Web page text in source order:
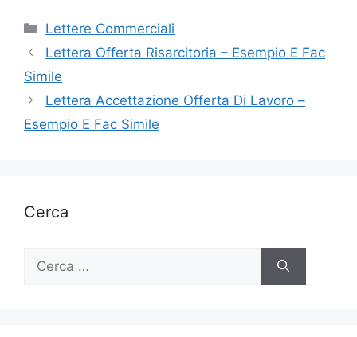
Categorie
Lettere Commerciali
Lettera Offerta Risarcitoria – Esempio E Fac
Simile
Lettera Accettazione Offerta Di Lavoro –
Esempio E Fac Simile
Cerca
Ricerca